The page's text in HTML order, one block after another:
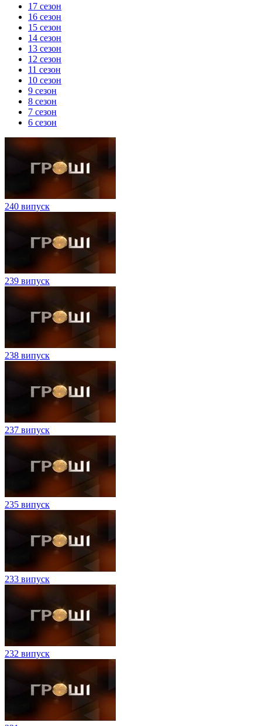
17 сезон
16 сезон
15 сезон
14 сезон
13 сезон
12 сезон
11 сезон
10 сезон
9 сезон
8 сезон
7 сезон
6 сезон
240 випуск
239 випуск
238 випуск
237 випуск
235 випуск
233 випуск
232 випуск